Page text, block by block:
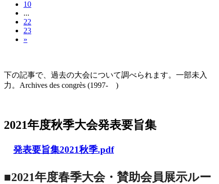
10
...
22
23
»
下の記事で、過去の大会について調べられます。一部未入
力。Archives des congrès (1997- )
2021年度秋季大会発表要旨集
発表要旨集2021秋季.pdf
■2021年度春季大会・賛助会員展示ルー